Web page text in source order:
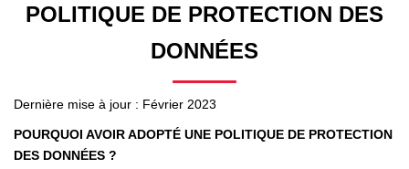
Estimation
Biens Vendus
Expertise Immobilière
Nos Partenaires
POLITIQUE DE PROTECTION DES
DONNÉES
Dernière mise à jour : Février 2023
POURQUOI AVOIR ADOPTÉ UNE POLITIQUE DE PROTECTION
DES DONNÉES ?